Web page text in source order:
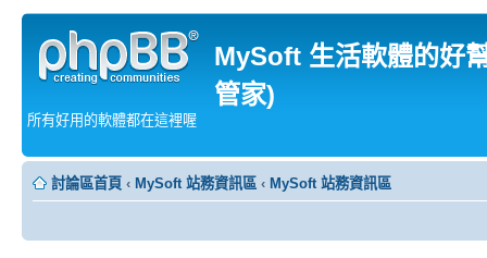
MySoft 生活軟體的好
管家)
所有好用的軟體都在這裡喔
討論區首頁 ‹ MySoft 站務資訊區 ‹ MySoft 站務資訊區